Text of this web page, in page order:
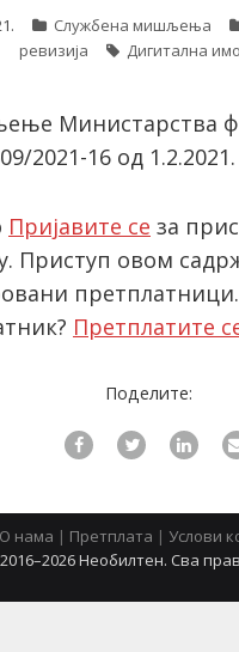
Службена мишљења
ревизија
Дигитална
Министарства
2021-16 од
Пријавите се за
Приступ овом
претплатници.
Претплатите
Поделите:
О нама | Претплата | Услови
Необилтен. Сва